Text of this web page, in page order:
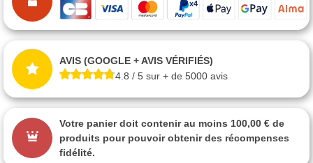
AVIS (GOOGLE + AVIS VÉRIFIÉS)
4.8 / 5 sur + de 5000 avis
Votre panier doit contenir au moins 100,00 € de
produits pour pouvoir obtenir des récompenses
fidélité.